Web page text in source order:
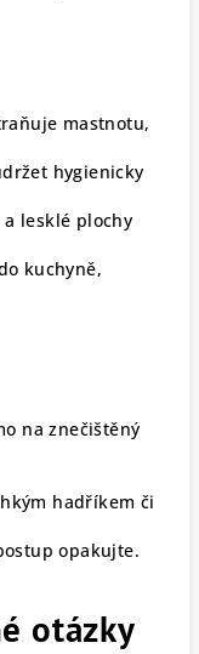
mastnotu,
hygienicky
a lesklé plochy
kuchyně,
na znečištěný
hadříkem či
opakujte.
otázky